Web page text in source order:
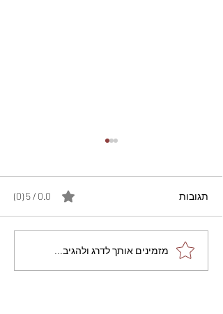
מתכון מנצח עוגת מייפל
שוקולד בחושה וקלה - זיוה
תגובות 0.0 / 5 ‏(0)
מזמינים אותך לדרג ולהגיב...